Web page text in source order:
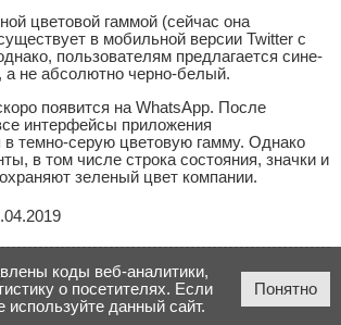
цветовой гаммой (сейчас она
в мобильной версии Twitter с
пользователям предлагается сине-
а не абсолютно черно-белый.
появится на WhatsApp. После
интерфейсы приложения
в темно-серую цветовую гамму. Однако
в том числе строка состояния, значки и
зеленый цвет компании.
коды веб-аналитики,
о посетителях. Если
используйте данный сайт.
Понятно